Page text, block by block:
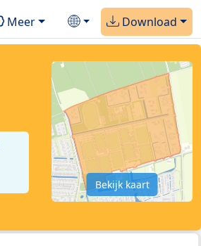
Meer Download
Bekijk kaart